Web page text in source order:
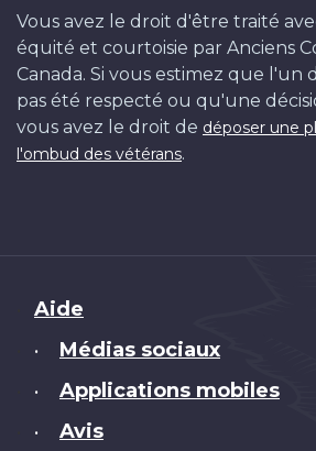
Vous avez le droit d'être traité
équité et courtoisie par Anciens
Canada. Si vous estimez que l'un
pas été respecté ou qu'une
vous avez le droit de déposer une
l'ombud des vétérans.
Brand
Aide
• Médias sociaux
• Applications mobiles
• Avis